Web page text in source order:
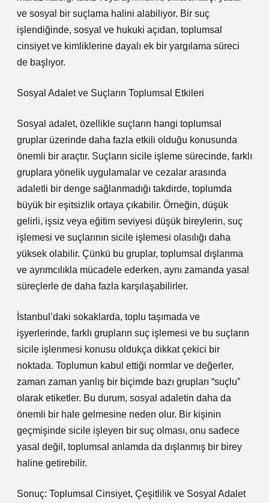
ve sosyal bir suçlama halini alabiliyor. Bir suç
işlendiğinde, sosyal ve hukuki açıdan, toplumsal
cinsiyet ve kimliklerine dayalı ek bir yargılama süreci
de başlıyor.
Sosyal Adalet ve Suçların Toplumsal Etkileri
Sosyal adalet, özellikle suçların hangi toplumsal
gruplar üzerinde daha fazla etkili olduğu konusunda
önemli bir araçtır. Suçların sicile işleme sürecinde, farklı
gruplara yönelik uygulamalar ve cezalar arasında
adaletli bir denge sağlanmadığı takdirde, toplumda
büyük bir eşitsizlik ortaya çıkabilir. Örneğin, düşük
gelirli, işsiz veya eğitim seviyesi düşük bireylerin, suç
işlemesi ve suçlarının sicile işlemesi olasılığı daha
yüksek olabilir. Çünkü bu gruplar, toplumsal dışlanma
ve ayrımcılıkla mücadele ederken, aynı zamanda yasal
süreçlerle de daha fazla karşılaşabilirler.
İstanbul’daki sokaklarda, toplu taşımada ve
işyerlerinde, farklı grupların suç işlemesi ve bu suçların
sicile işlenmesi konusu oldukça dikkat çekici bir
noktada. Toplumun kabul ettiği normlar ve değerler,
zaman zaman yanlış bir biçimde bazı grupları “suçlu”
olarak etiketler. Bu durum, sosyal adaletin daha da
önemli bir hale gelmesine neden olur. Bir kişinin
geçmişinde sicile işleyen bir suç olması, onu sadece
yasal değil, toplumsal anlamda da dışlanmış bir birey
haline getirebilir.
Sonuç: Toplumsal Cinsiyet, Çeşitlilik ve Sosyal Adalet